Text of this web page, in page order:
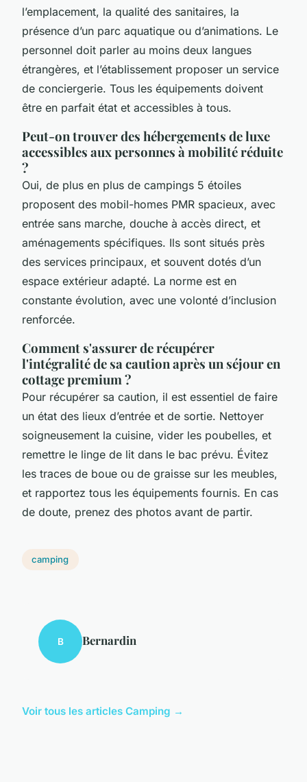
l’emplacement, la qualité des sanitaires, la
présence d’un parc aquatique ou d’animations. Le
personnel doit parler au moins deux langues
étrangères, et l’établissement proposer un service
de conciergerie. Tous les équipements doivent
être en parfait état et accessibles à tous.
Peut-on trouver des hébergements de luxe
accessibles aux personnes à mobilité réduite
?
Oui, de plus en plus de campings 5 étoiles
proposent des mobil-homes PMR spacieux, avec
entrée sans marche, douche à accès direct, et
aménagements spécifiques. Ils sont situés près
des services principaux, et souvent dotés d’un
espace extérieur adapté. La norme est en
constante évolution, avec une volonté d’inclusion
renforcée.
Comment s'assurer de récupérer
l'intégralité de sa caution après un séjour en
cottage premium ?
Pour récupérer sa caution, il est essentiel de faire
un état des lieux d’entrée et de sortie. Nettoyer
soigneusement la cuisine, vider les poubelles, et
remettre le linge de lit dans le bac prévu. Évitez
les traces de boue ou de graisse sur les meubles,
et rapportez tous les équipements fournis. En cas
de doute, prenez des photos avant de partir.
camping
B Bernardin
Voir tous les articles Camping →